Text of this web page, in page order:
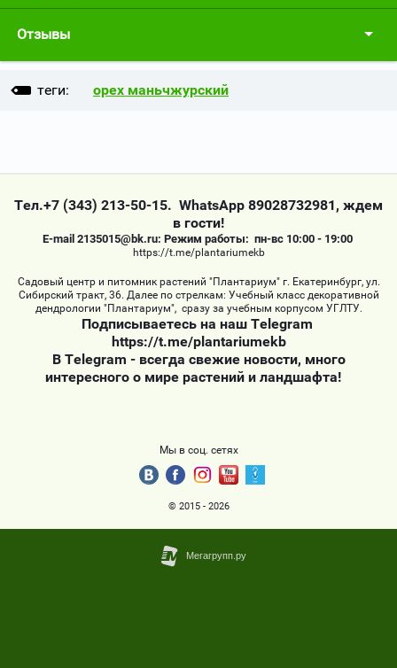
Отзывы
теги: орех маньчжурский
Тел.+7 (343) 213-50-15. WhatsApp 89028732981, ждем
в гости!
Е-mail 2135015@bk.ru: Режим работы: пн-вс 10:00 - 19:00
https://t.me/plantariumekb
Садовый центр и питомник растений "Плантариум" г. Екатеринбург, ул.
Сибирский тракт, 36. Далее по стрелкам: Учебный класс декоративной
дендрологии "Плантариум", сразу за учебным корпусом УГЛТУ.
Подписываетесь на наш Telegram
https://t.me/plantariumekb
В Telegram - всегда свежие новости, много
интересного о мире растений и ландшафта!
Мы в соц. сетях
© 2015 - 2026